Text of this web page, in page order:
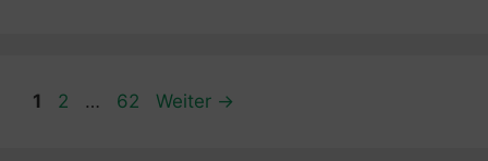
Seite
1 Seite
2 … Seite
62 Weiter →